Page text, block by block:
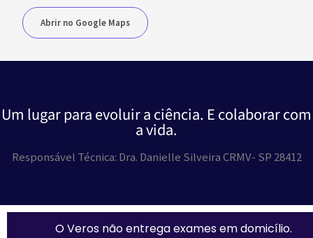
Abrir no Google Maps
Um lugar para evoluir a ciência. E colaborar com
a vida.
Responsável Técnica: Dra. Danielle Silveira CRMV- SP 28412
O Veros não entrega exames em domicílio.